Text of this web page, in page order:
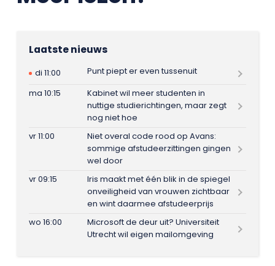
Laatste nieuws
di 11:00
Punt piept er even tussenuit
ma 10:15
Kabinet wil meer studenten in
nuttige studierichtingen, maar zegt
nog niet hoe
vr 11:00
Niet overal code rood op Avans:
sommige afstudeerzittingen gingen
wel door
vr 09:15
Iris maakt met één blik in de spiegel
onveiligheid van vrouwen zichtbaar
en wint daarmee afstudeerprijs
wo 16:00
Microsoft de deur uit? Universiteit
Utrecht wil eigen mailomgeving